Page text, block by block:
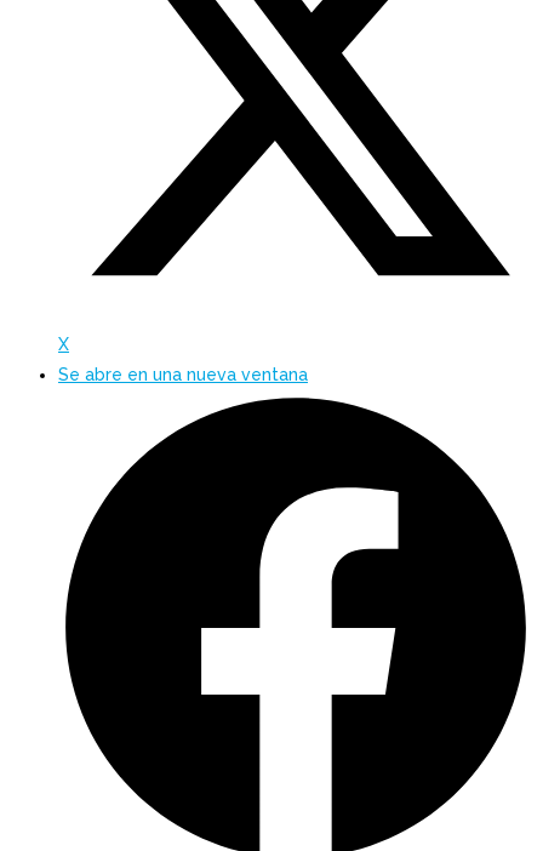
X
Se abre en una nueva ventana